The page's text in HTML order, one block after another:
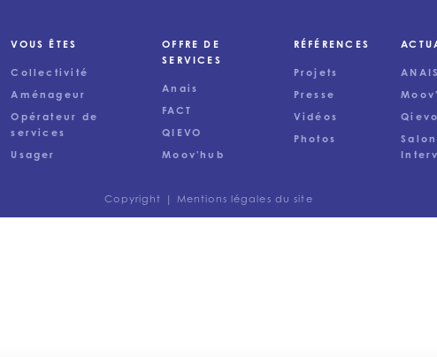
VOUS ÊTES
Collectivité
Aménageur
Opérateur de
services
Usager
OFFRE DE
SERVICES
Anais
FACT
QIEVO
Moov'hub
RÉFÉRENCES
Projets
Presse
Vidéos
Photos
ANAIS
Qievo
Copyright | Mentions légales du site